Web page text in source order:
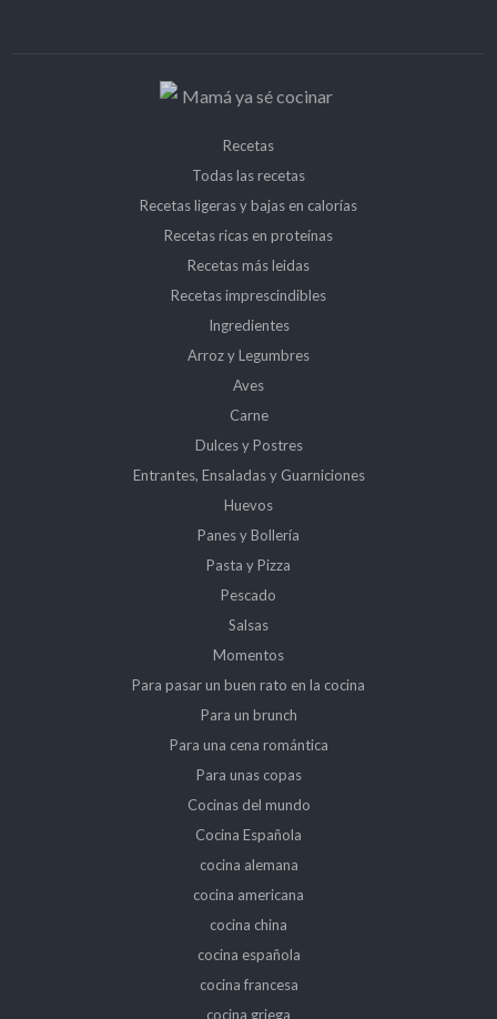
Recetas
Todas las recetas
Recetas ligeras y bajas en calorías
Recetas ricas en proteínas
Recetas más leidas
Recetas imprescindibles
Ingredientes
Arroz y Legumbres
Aves
Carne
Dulces y Postres
Entrantes, Ensaladas y Guarniciones
Huevos
Panes y Bollería
Pasta y Pizza
Pescado
Salsas
Momentos
Para pasar un buen rato en la cocina
Para un brunch
Para una cena romántica
Para unas copas
Cocinas del mundo
Cocina Española
cocina alemana
cocina americana
cocina china
cocina española
cocina francesa
cocina griega